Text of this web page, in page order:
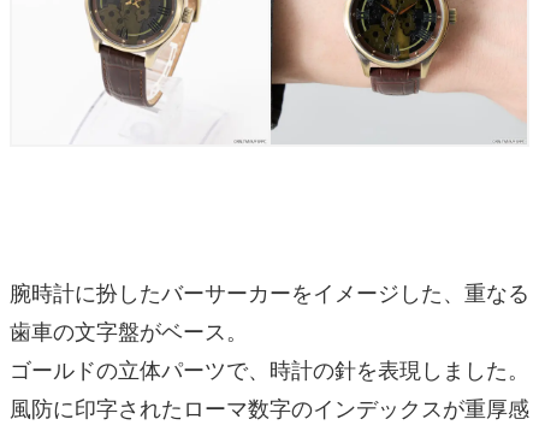
腕時計に扮したバーサーカーをイメージした、重なる
歯車の文字盤がベース。
ゴールドの立体パーツで、時計の針を表現しました。
風防に印字されたローマ数字のインデックスが重厚感